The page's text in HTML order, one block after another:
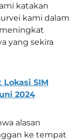
katakan
kami dalam
yang sekira
Lokasi SIM
2024
alasan
ke tempat